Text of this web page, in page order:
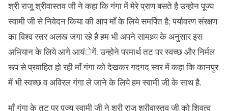
श्री राजू श्रीवास्तव जी ने कहा कि गंगा में मेरे प्राण बसते है उन्होन पूज्य
स्वामी जी से निवेदन किया की आप माँ के लिये समर्पित है; पर्यावरण संरक्षण
का विश्व स्तर अलख जगा रहे है हम भी अपने सामथ्र्य के अनुसार इस
अभियान के लिये आगे आयंेगें. उन्होने परमार्थ तट पर स्वच्छ और निर्मल
रूप से प्रवाहित हो रही माँ गंगा को देखकर गदगद स्वर में कहा कि कानपुर
में भी स्वच्छ व अविरल गंगा ले जाने के लिये हम स्वामी जी के साथ है.
माँ गंगा के तट पर पूज्य स्वामी जी ने श्री राजू श्रीवास्तव जी को शिवत्व